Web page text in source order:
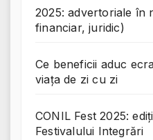
2025: advertoriale în
financiar, juridic)
Ce beneficii aduc
viața de zi cu zi
CONIL Fest 2025:
Festivalului Integrări